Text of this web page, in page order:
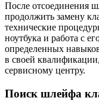
После отсоединения
продолжить замену
технические
ноутбука и работа с
определенных
в своей
сервисному центру.
Поиск шлейфа